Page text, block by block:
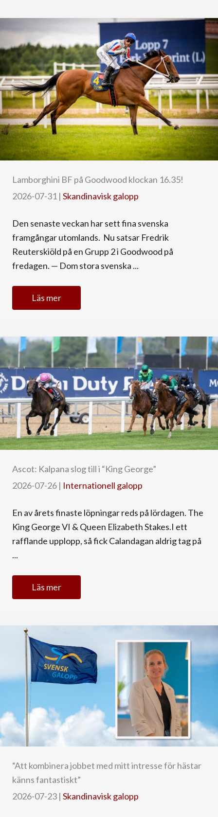
Lamborghini BF på Goodwood klockan 16.35!
2026-07-31 | Skandinavisk galopp
Den senaste veckan har sett fina svenska
framgångar utomlands. Nu satsar Fredrik
Reuterskiöld på en Grupp 2 i Goodwood på
fredagen. — Dom stora svenska ...
Läs mer
Ascot: Kalpana slog till i “King George”
2026-07-26 | Internationell galopp
En av årets finaste löpningar reds på lördagen. The
King George VI & Queen Elizabeth Stakes.I ett
rafflande upplopp, så fick Calandagan aldrig tag på
...
Läs mer
“Att kombinera jobbet med mitt intresse för hästar
känns fantastiskt”
2026-07-23 | Skandinavisk galopp